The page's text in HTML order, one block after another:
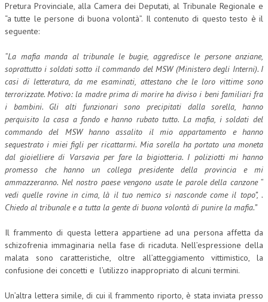
Pretura Provinciale, alla Camera dei Deputati, al Tribunale Regionale e
“a tutte le persone di buona volontà”. Il contenuto di questo testo è il
seguente:
“La mafia manda al tribunale le bugie, aggredisce le persone anziane,
soprattutto i soldati sotto il commando del MSW (Ministero degli Interni). I
casi di letteratura, da me esaminati, attestano che le loro vittime sono
terrorizzate. Motivo: la madre prima di morire ha diviso i beni familiari fra
i bambini. Gli alti funzionari sono precipitati dalla sorella, hanno
perquisito la casa a fondo e hanno rubato tutto. La mafia, i soldati del
commando del MSW hanno assalito il mio appartamento e hanno
sequestrato i miei figli per ricattarmi. Mia sorella ha portato una moneta
dal gioielliere di Varsavia per fare la bigiotteria. I poliziotti mi hanno
promesso che hanno un collega presidente della provincia e mi
ammazzeranno. Nel nostro paese vengono usate le parole della canzone “
vedi quelle rovine in cima, là il tuo nemico si nasconde come il topo”, .
Chiedo al tribunale e a tutta la gente di buona volontà di punire la mafia.”
Il frammento di questa lettera appartiene ad una persona affetta da
schizofrenia immaginaria nella fase di ricaduta. Nell’espressione della
malata sono caratteristiche, oltre all’atteggiamento vittimistico, la
confusione dei concetti e l’utilizzo inappropriato di alcuni termini.
Un’altra lettera simile, di cui il frammento riporto, è stata inviata presso